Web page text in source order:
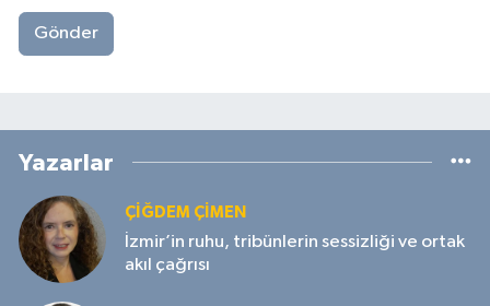
Gönder
Yazarlar
ÇIĞDEM ÇIMEN
İzmir’in ruhu, tribünlerin sessizliği ve ortak
akıl çağrısı